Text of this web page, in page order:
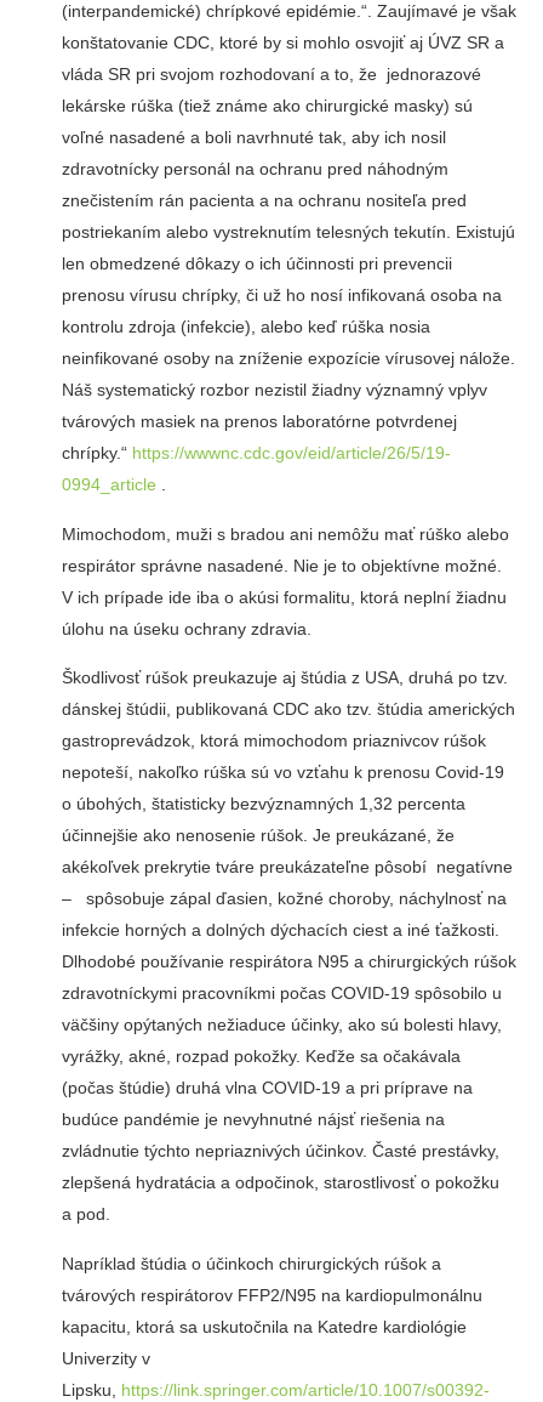
(interpandemické) chrípkové epidémie.“. Zaujímavé je však
konštatovanie CDC, ktoré by si mohlo osvojiť aj ÚVZ SR a
vláda SR pri svojom rozhodovaní a to, že jednorazové
lekárske rúška (tiež známe ako chirurgické masky) sú
voľné nasadené a boli navrhnuté tak, aby ich nosil
zdravotnícky personál na ochranu pred náhodným
znečistením rán pacienta a na ochranu nositeľa pred
postriekaním alebo vystreknutím telesných tekutín. Existujú
len obmedzené dôkazy o ich účinnosti pri prevencii
prenosu vírusu chrípky, či už ho nosí infikovaná osoba na
kontrolu zdroja (infekcie), alebo keď rúška nosia
neinfikované osoby na zníženie expozície vírusovej nálože.
Náš systematický rozbor nezistil žiadny významný vplyv
tvárových masiek na prenos laboratórne potvrdenej
chrípky.“ https://wwwnc.cdc.gov/eid/article/26/5/19-
0994_article .
Mimochodom, muži s bradou ani nemôžu mať rúško alebo
respirátor správne nasadené. Nie je to objektívne možné.
V ich prípade ide iba o akúsi formalitu, ktorá neplní žiadnu
úlohu na úseku ochrany zdravia.
Škodlivosť rúšok preukazuje aj štúdia z USA, druhá po tzv.
dánskej štúdii, publikovaná CDC ako tzv. štúdia amerických
gastroprevádzok, ktorá mimochodom priaznivcov rúšok
nepoteší, nakoľko rúška sú vo vzťahu k prenosu Covid-19
o úbohých, štatisticky bezvýznamných 1,32 percenta
účinnejšie ako nenosenie rúšok. Je preukázané, že
akékoľvek prekrytie tváre preukázateľne pôsobí negatívne
– spôsobuje zápal ďasien, kožné choroby, náchylnosť na
infekcie horných a dolných dýchacích ciest a iné ťažkosti.
Dlhodobé používanie respirátora N95 a chirurgických rúšok
zdravotníckymi pracovníkmi počas COVID-19 spôsobilo u
väčšiny opýtaných nežiaduce účinky, ako sú bolesti hlavy,
vyrážky, akné, rozpad pokožky. Keďže sa očakávala
(počas štúdie) druhá vlna COVID-19 a pri príprave na
budúce pandémie je nevyhnutné nájsť riešenia na
zvládnutie týchto nepriaznivých účinkov. Časté prestávky,
zlepšená hydratácia a odpočinok, starostlivosť o pokožku
a pod.
Napríklad štúdia o účinkoch chirurgických rúšok a
tvárových respirátorov FFP2/N95 na kardiopulmonálnu
kapacitu, ktorá sa uskutočnila na Katedre kardiológie
Univerzity v
Lipsku, https://link.springer.com/article/10.1007/s00392-